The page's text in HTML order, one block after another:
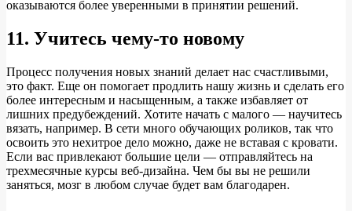
оказываются более уверенными в принятии решений.
11. Учитесь чему-то новому
Процесс получения новых знаний делает нас счастливыми,
это факт. Еще он помогает продлить нашу жизнь и сделать его
более интересным и насыщенным, а также избавляет от
лишних предубеждений. Хотите начать с малого — научитесь
вязать, например. В сети много обучающих роликов, так что
освоить это нехитрое дело можно, даже не вставая с кровати.
Если вас привлекают большие цели — отправляйтесь на
трехмесячные курсы веб-дизайна. Чем бы вы не решили
заняться, мозг в любом случае будет вам благодарен.